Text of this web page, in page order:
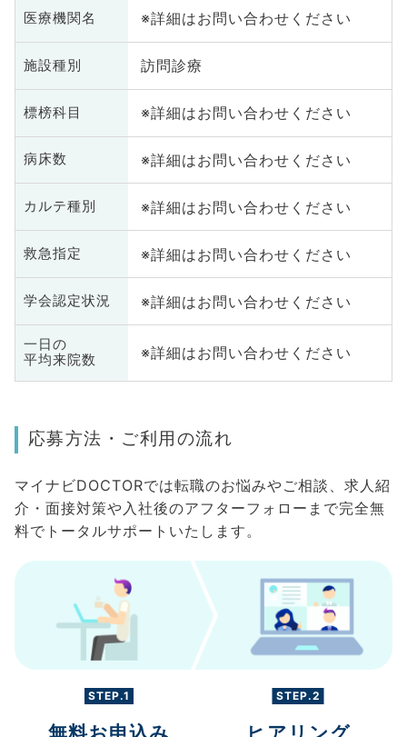
医療機関名 ※詳細はお問い合わせください
施設種別 訪問診療
標榜科目 ※詳細はお問い合わせください
病床数 ※詳細はお問い合わせください
カルテ種別 ※詳細はお問い合わせください
救急指定 ※詳細はお問い合わせください
学会認定状況 ※詳細はお問い合わせください
一日の
平均来院数
※詳細はお問い合わせください
応募方法・ご利用の流れ
マイナビDOCTORでは転職のお悩みやご相談、求人紹
介・面接対策や入社後のアフターフォローまで完全無
料でトータルサポートいたします。
STEP.1 STEP.2